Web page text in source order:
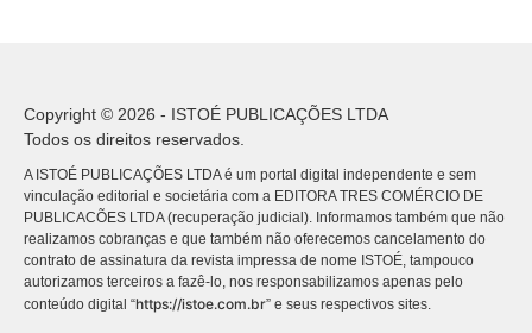
Copyright © 2026 - ISTOÉ PUBLICAÇÕES LTDA
Todos os direitos reservados.
A ISTOÉ PUBLICAÇÕES LTDA é um portal digital independente e sem
vinculação editorial e societária com a EDITORA TRES COMÉRCIO DE
PUBLICACÕES LTDA (recuperação judicial). Informamos também que não
realizamos cobranças e que também não oferecemos cancelamento do
contrato de assinatura da revista impressa de nome ISTOÉ, tampouco
autorizamos terceiros a fazê-lo, nos responsabilizamos apenas pelo
conteúdo digital “https://istoe.com.br” e seus respectivos sites.